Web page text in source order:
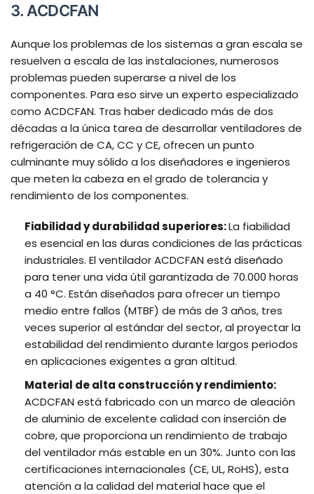
3. ACDCFAN
Aunque los problemas de los sistemas a gran escala se
resuelven a escala de las instalaciones, numerosos
problemas pueden superarse a nivel de los
componentes. Para eso sirve un experto especializado
como ACDCFAN. Tras haber dedicado más de dos
décadas a la única tarea de desarrollar ventiladores de
refrigeración de CA, CC y CE, ofrecen un punto
culminante muy sólido a los diseñadores e ingenieros
que meten la cabeza en el grado de tolerancia y
rendimiento de los componentes.
Fiabilidad y durabilidad superiores:La fiabilidad
es esencial en las duras condiciones de las prácticas
industriales. El ventilador ACDCFAN está diseñado
para tener una vida útil garantizada de 70.000 horas
a 40 °C. Están diseñados para ofrecer un tiempo
medio entre fallos (MTBF) de más de 3 años, tres
veces superior al estándar del sector, al proyectar la
estabilidad del rendimiento durante largos periodos
en aplicaciones exigentes a gran altitud.
Material de alta construcción y rendimiento:
ACDCFAN está fabricado con un marco de aleación
de aluminio de excelente calidad con inserción de
cobre, que proporciona un rendimiento de trabajo
del ventilador más estable en un 30%. Junto con las
certificaciones internacionales (CE, UL, RoHS), esta
atención a la calidad del material hace que el